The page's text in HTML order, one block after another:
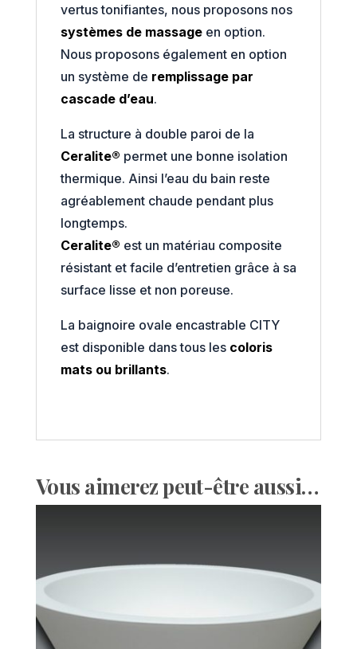
vertus tonifiantes, nous proposons nos
systèmes de massageen option.
Nous proposons également en option
un système de remplissage par
cascade d’eau.
La structure à double paroi de la
Ceralite® permet une bonne isolation
thermique. Ainsi l’eau du bain reste
agréablement chaude pendant plus
longtemps.
Ceralite® est un matériau composite
résistant et facile d’entretien grâce à sa
surface lisse et non poreuse.
La baignoire ovale encastrable CITY
est disponible dans tous les coloris
mats ou brillants.
Vous aimerez peut-être aussi…